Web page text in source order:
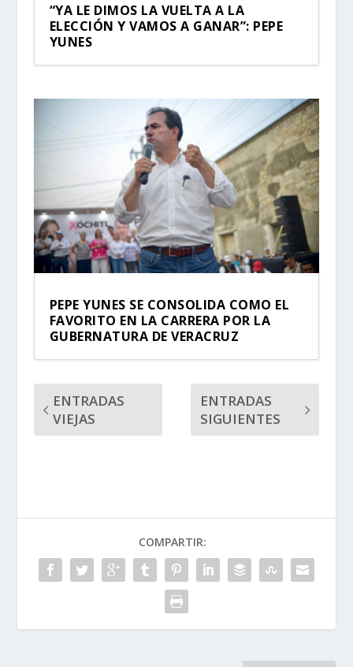
“YA LE DIMOS LA VUELTA A LA
ELECCIÓN Y VAMOS A GANAR”: PEPE
YUNES
PEPE YUNES SE CONSOLIDA COMO EL
FAVORITO EN LA CARRERA POR LA
GUBERNATURA DE VERACRUZ
ENTRADAS
VIEJAS
ENTRADAS
SIGUIENTES
COMPARTIR: